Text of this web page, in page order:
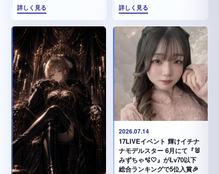
詳しく見る 詳しく見る
2026.07.14
17LIVEイベント 輝けイチナ
ナモデルスター 6月にて『🐰
みずちゃ️🫧🤍』がLv70以下
総合ランキングで5位入賞🎉